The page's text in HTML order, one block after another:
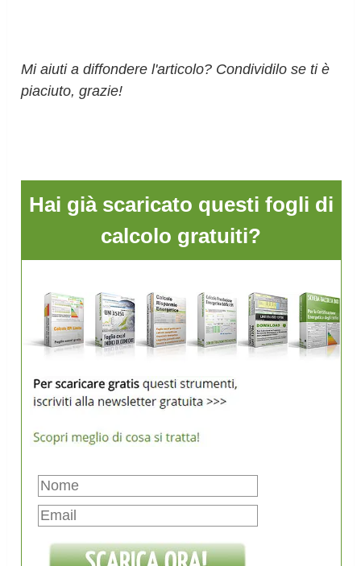
Mi aiuti a diffondere l'articolo? Condividilo se ti è
piaciuto, grazie!
Hai già scaricato questi fogli di
calcolo gratuiti?